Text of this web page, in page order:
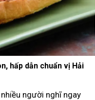
không dầu giòn
bánh mì que bằng